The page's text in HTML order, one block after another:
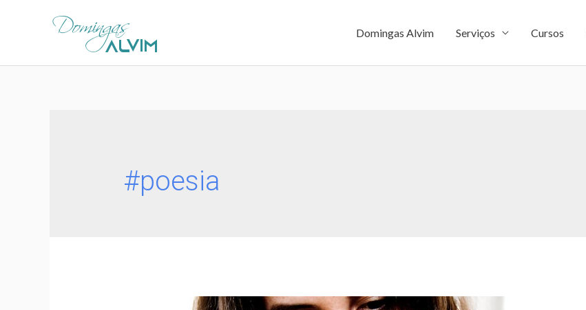
Domingas Alvim Serviços Cursos
#poesia